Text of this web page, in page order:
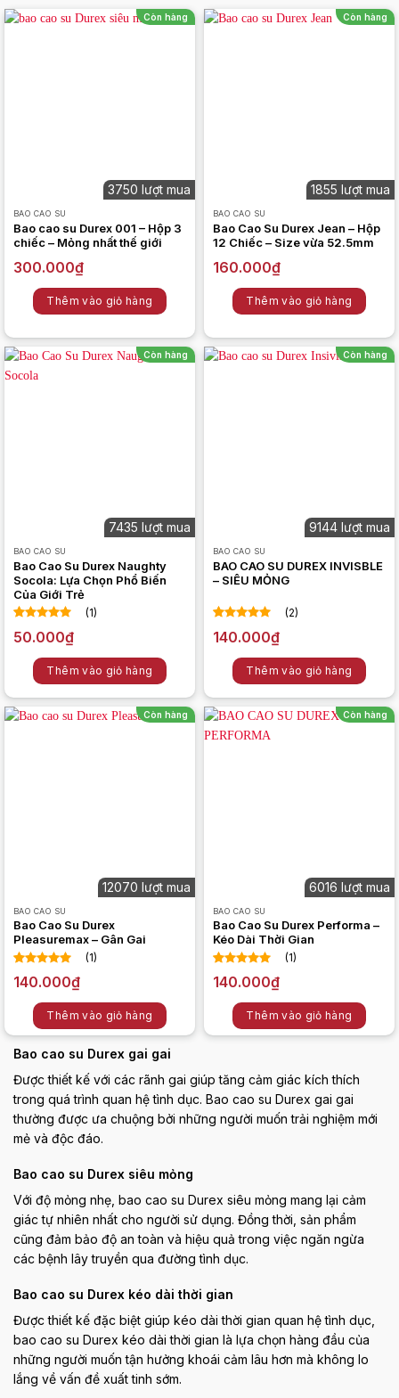
Còn hàng
3750 lượt mua
BAO CAO SU
Bao cao su Durex 001 – Hộp 3
chiếc – Mỏng nhất thế giới
300.000₫
Thêm vào giỏ hàng
Còn hàng
1855 lượt mua
BAO CAO SU
Bao Cao Su Durex Jean – Hộp
12 Chiếc – Size vừa 52.5mm
160.000₫
Thêm vào giỏ hàng
Còn hàng
7435 lượt mua
BAO CAO SU
Bao Cao Su Durex Naughty
Socola: Lựa Chọn Phổ Biến
Của Giới Trẻ
5.00trên 5
1
đánh giá
(1)
50.000₫
Thêm vào giỏ hàng
Còn hàng
9144 lượt mua
BAO CAO SU
BAO CAO SU DUREX INVISBLE
– SIÊU MỎNG
5.00 trên 5
2
đánh giá
(2)
140.000₫
Thêm vào giỏ hàng
Còn hàng
12070 lượt mua
BAO CAO SU
Bao Cao Su Durex
Pleasuremax – Gân Gai
5.00 trên 5
1
đánh giá
(1)
140.000₫
Thêm vào giỏ hàng
Còn hàng
6016 lượt mua
BAO CAO SU
Bao Cao Su Durex Performa –
Kéo Dài Thời Gian
5.00 trên 5
1
đánh giá
(1)
140.000₫
Thêm vào giỏ hàng
Bao cao su Durex gai gai
Được thiết kế với các rãnh gai giúp tăng cảm giác kích thích
trong quá trình quan hệ tình dục. Bao cao su Durex gai gai
thường được ưa chuộng bởi những người muốn trải nghiệm mới
mẻ và độc đáo.
Bao cao su Durex siêu mỏng
Với độ mỏng nhẹ, bao cao su Durex siêu mỏng mang lại cảm
giác tự nhiên nhất cho người sử dụng. Đồng thời, sản phẩm
cũng đảm bảo độ an toàn và hiệu quả trong việc ngăn ngừa
các bệnh lây truyền qua đường tình dục.
Bao cao su Durex kéo dài thời gian
Được thiết kế đặc biệt giúp kéo dài thời gian quan hệ tình dục,
bao cao su Durex kéo dài thời gian là lựa chọn hàng đầu của
những người muốn tận hưởng khoái cảm lâu hơn mà không lo
lắng về vấn đề xuất tinh sớm.